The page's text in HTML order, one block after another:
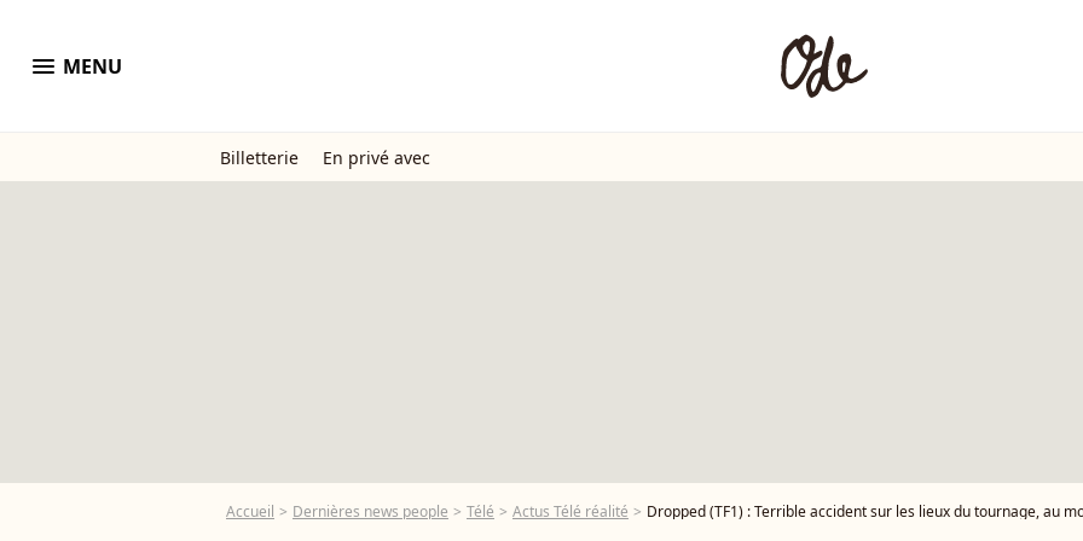
menu MENU
Billetterie En privé avec
Accueil Dernières news people Télé Actus Télé réalité Dropped (TF1) : Terrible accident sur les lieux du tournage, au